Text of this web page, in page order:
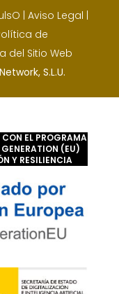
| Aviso Legal
de
del Sitio Web
S.L.U.
EL PROGRAMA
(EU)
Y RESILIENCIA